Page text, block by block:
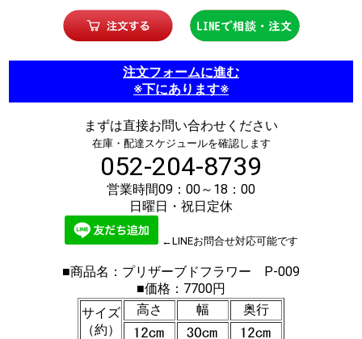
注文フォームに進む
※下にあります※
まずは直接お問い合わせください
在庫・配達スケジュールを確認します
052-204-8739
営業時間09：00～18：00
日曜日・祝日定休
←LINEお問合せ対応可能です
■商品名：プリザーブドフラワー P-009
■価格：7700円
サイズ
（約）
高さ 幅 奥行